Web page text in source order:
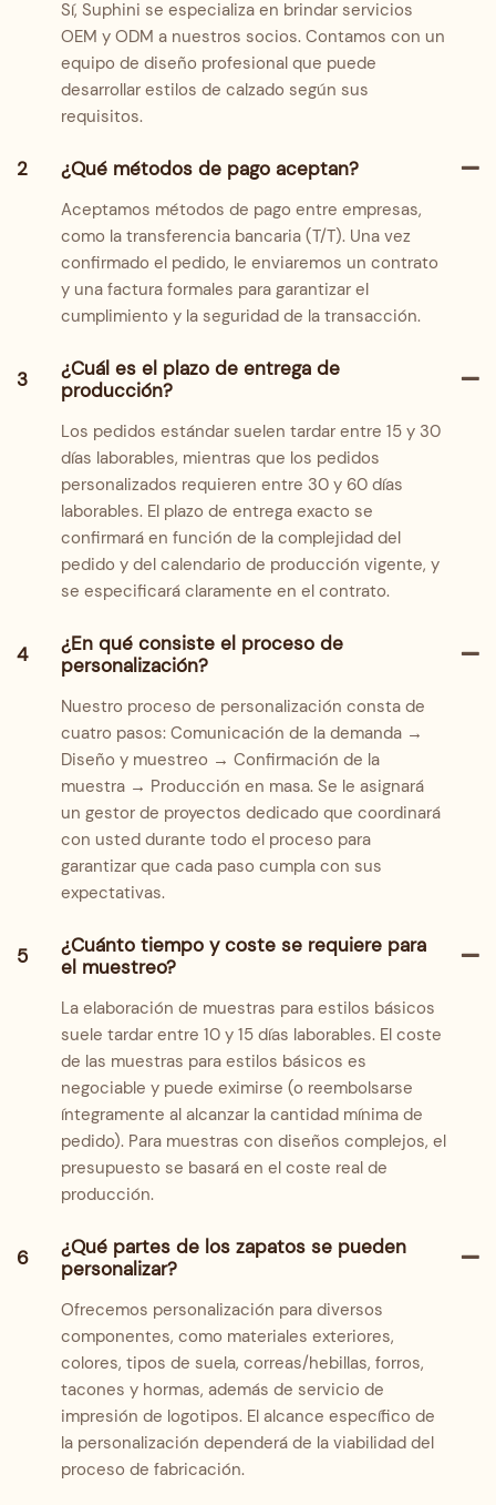
Sí, Suphini se especializa en brindar servicios
OEM y ODM a nuestros socios. Contamos con un
equipo de diseño profesional que puede
desarrollar estilos de calzado según sus
requisitos.
2 ¿Qué métodos de pago aceptan?
Aceptamos métodos de pago entre empresas,
como la transferencia bancaria (T/T). Una vez
confirmado el pedido, le enviaremos un contrato
y una factura formales para garantizar el
cumplimiento y la seguridad de la transacción.
3
¿Cuál es el plazo de entrega de
producción?
Los pedidos estándar suelen tardar entre 15 y 30
días laborables, mientras que los pedidos
personalizados requieren entre 30 y 60 días
laborables. El plazo de entrega exacto se
confirmará en función de la complejidad del
pedido y del calendario de producción vigente, y
se especificará claramente en el contrato.
4
¿En qué consiste el proceso de
personalización?
Nuestro proceso de personalización consta de
cuatro pasos: Comunicación de la demanda →
Diseño y muestreo → Confirmación de la
muestra → Producción en masa. Se le asignará
un gestor de proyectos dedicado que coordinará
con usted durante todo el proceso para
garantizar que cada paso cumpla con sus
expectativas.
5
¿Cuánto tiempo y coste se requiere para
el muestreo?
La elaboración de muestras para estilos básicos
suele tardar entre 10 y 15 días laborables. El coste
de las muestras para estilos básicos es
negociable y puede eximirse (o reembolsarse
íntegramente al alcanzar la cantidad mínima de
pedido). Para muestras con diseños complejos, el
presupuesto se basará en el coste real de
producción.
6
¿Qué partes de los zapatos se pueden
personalizar?
Ofrecemos personalización para diversos
componentes, como materiales exteriores,
colores, tipos de suela, correas/hebillas, forros,
tacones y hormas, además de servicio de
impresión de logotipos. El alcance específico de
la personalización dependerá de la viabilidad del
proceso de fabricación.